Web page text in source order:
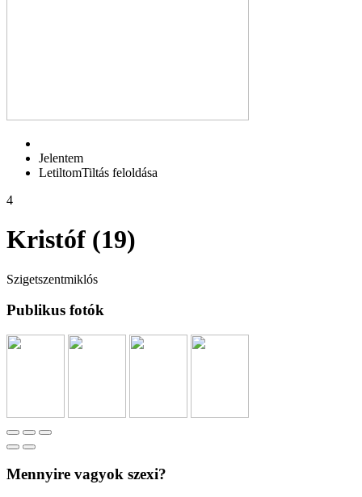
Jelentem
LetiltomTiltás feloldása
4
Kristóf (19)
Szigetszentmiklós
Publikus fotók
Mennyire vagyok szexi?